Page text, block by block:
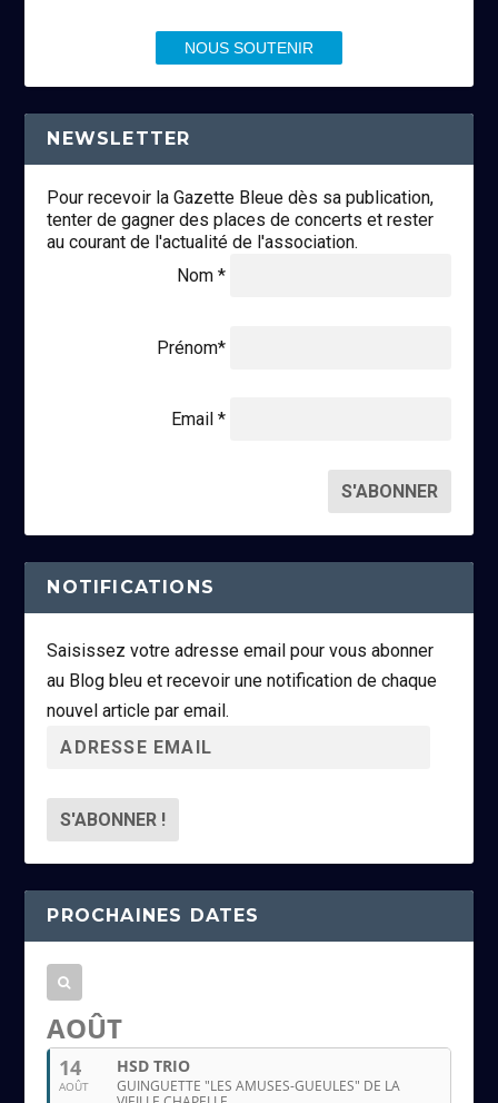
NOUS SOUTENIR
NEWSLETTER
Pour recevoir la Gazette Bleue dès sa publication,
tenter de gagner des places de concerts et rester
au courant de l'actualité de l'association.
Nom *
Prénom*
Email *
NOTIFICATIONS
Saisissez votre adresse email pour vous abonner
au Blog bleu et recevoir une notification de chaque
nouvel article par email.
r
s
s
e
m
i
PROCHAINES DATES
AOÛT
14
AOÛT
HSD TRIO
GUINGUETTE "LES AMUSES-GUEULES" DE LA